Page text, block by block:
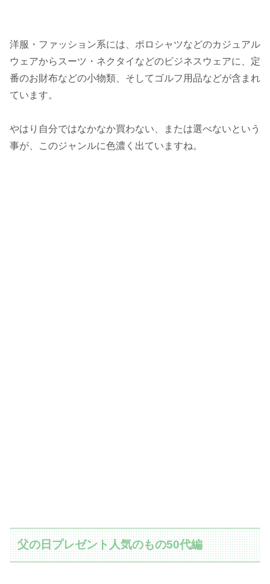
洋服・ファッション系には、ポロシャツなどのカジュアル
ウェアからスーツ・ネクタイなどのビジネスウェアに、定
番のお財布などの小物類、そしてゴルフ用品などが含まれ
ています。
やはり自分ではなかなか買わない、または選べないという
事が、このジャンルに色濃く出ていますね。
父の日プレゼント人気のもの50代編